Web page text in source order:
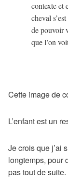
contexte et
cheval
de pouvoir
que l’on
Cette image de
L’enfant est un
Je crois que j’ai
longtemps, pour
pas tout de suite.